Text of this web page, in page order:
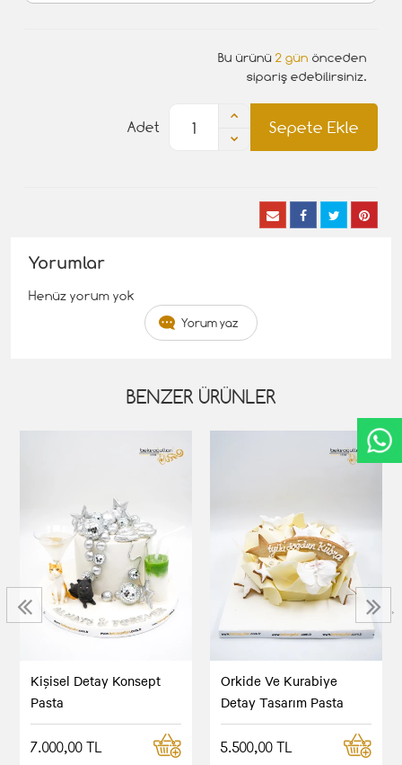
Bu ürünü 2 gün önceden
sipariş edebilirsiniz.
Sepete Ekle
Adet
Yorumlar
Henüz yorum yok
Yorum yaz
BENZER ÜRÜNLER
Kişisel Detay Konsept
Pasta
7.000,00 TL
Orkide Ve Kurabiye
Detay Tasarım Pasta
5.500,00 TL
‹ ›